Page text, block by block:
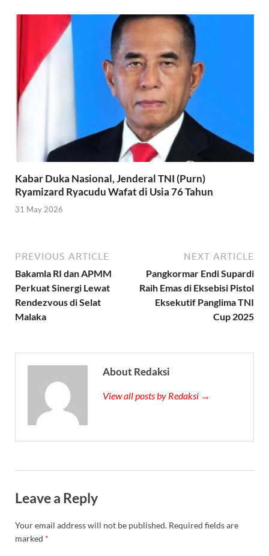
Kabar Duka Nasional, Jenderal TNI (Purn)
Ryamizard Ryacudu Wafat di Usia 76 Tahun
31 May 2026
PREVIOUS ARTICLE
Bakamla RI dan APMM
Perkuat Sinergi Lewat
Rendezvous di Selat
Malaka
NEXT ARTICLE
Pangkormar Endi Supardi
Raih Emas di Eksebisi Pistol
Eksekutif Panglima TNI
Cup 2025
About Redaksi
View all posts by Redaksi →
Leave a Reply
Your email address will not be published. Required fields are
marked *